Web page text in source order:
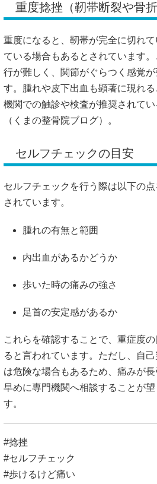
重度捻挫（靭帯断裂や骨折
重度になると、靭帯が完全に切れ
ている場合もあるとされています
行が難しく、関節がぐらつく感覚
す。腫れや皮下出血も顕著に現れ
機関での触診や検査が推奨されて
（ くまの整骨院ブログ）。
セルフチェックの目安
セルフチェックを行う際は以下の
されています。
腫れの有無と範囲
内出血があるかどうか
歩いた時の痛みの強さ
足首の安定感があるか
これらを確認することで、重症度
ると言われています。ただし、自
は危険な場合もあるため、痛みが
早めに専門機関へ相談することが
す。
#捻挫
#セルフチェック
#歩けるけど痛い